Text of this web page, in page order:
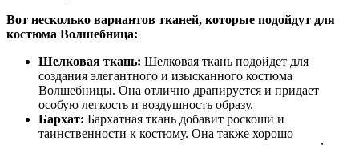
Вот несколько вариантов тканей, которые подойдут для
костюма Волшебница:
Шелковая ткань: Шелковая ткань подойдет для
создания элегантного и изысканного костюма
Волшебницы. Она отлично драпируется и придает
особую легкость и воздушность образу.
Бархат: Бархатная ткань добавит роскоши и
таинственности к костюму. Она также хорошо